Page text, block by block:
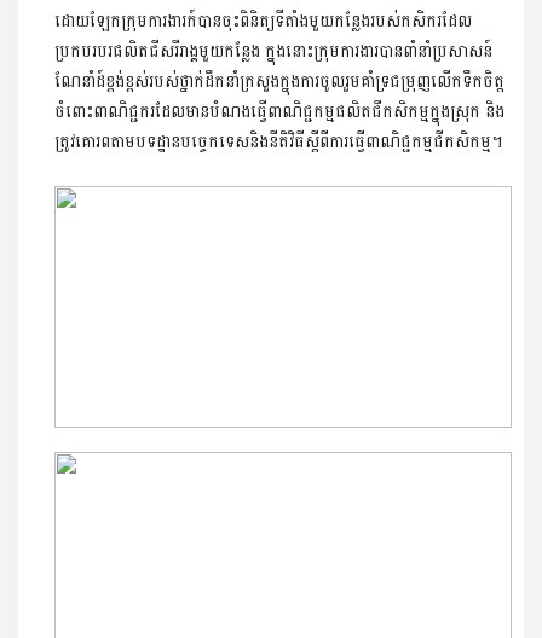
ដោយឡែកក្រុមការងារក៍បានចុះពិនិត្យទីតាំងមួយកន្លែងរបស់កសិករដែល
ប្រកបរបរផលិតជីសរីរាង្គមួយកន្លែង ក្នុងនោះក្រុមការងារបានពាំនាំប្រសាសន៍
ណែនាំដ៍ខ្ពង់ខ្ពស់របស់ថ្នាក់ដឹកនាំក្រសួងក្នុងការចូលរួមគាំទ្រជម្រុញលើកទឹកចិត្ត
ចំពោះពាណិជ្ជករដែលមានបំណងធ្វើពាណិជ្ជកម្មផលិតជីកសិកម្មក្នុងស្រុក និង
ត្រូវគោរពតាមបទដ្ឋានបច្ចេកទេសនិងនីតិវិធីស្តីពីការធ្វើពាណិជ្ជកម្មជីកសិកម្ម។